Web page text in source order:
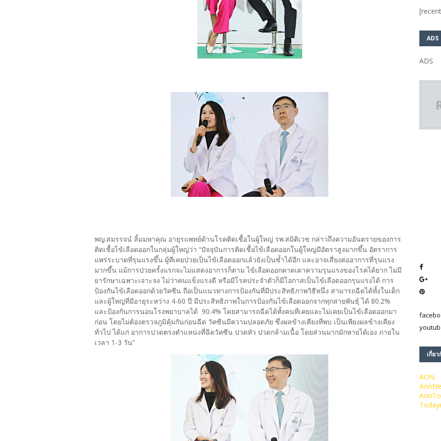
พญ.สมรรจน์ ลิ้มมหาคุณ อายุรแพทย์ด้านโรคติดเชื้อในผู้ใหญ่ รพ.สมิติเวช กล่าวถึงความอันตรายของการ
ติดเชื้อไข้เลือดออกในกลุ่มผู้ใหญ่ว่า “ปัจจุบันการติดเชื้อไข้เลือดออกในผู้ใหญ่มีอัตราสูงมากขึ้น อัตราการ
แพร่ระบาดที่รุนแรงขึ้น ผู้ที่เคยป่วยเป็นไข้เลือดออกแล้วยังเป็นซ้ำได้อีก และอาจเสี่ยงต่ออาการที่รุนแรง
มากขึ้น แม้การป่วยครั้งแรกจะไม่แสดงอาการก็ตาม ไข้เลือดออกคาดเดาความรุนแรงของโรคได้ยาก ไม่มี
ยารักษาเฉพาะเจาะจง ไม่ว่าคนแข็งแรงดี หรือมีโรคประจำตัวก็มีโอกาสเป็นไข้เลือดออกรุนแรงได้ การ
ป้องกันไข้เลือดออกด้วยวัคซีน ถือเป็นแนวทางการป้องกันที่มีประสิทธิภาพวิธีหนึ่ง สามารถฉีดได้ทั้งในเด็ก
และผู้ใหญ่ที่มีอายุระหว่าง 4-60 ปี มีประสิทธิภาพในการป้องกันไข้เลือดออกจากทุกสายพันธุ์ ได้ 80.2%
และป้องกันการนอนโรงพยาบาลได้ 90.4% โดยสามารถฉีดได้ทั้งคนที่เคยและไม่เคยเป็นไข้เลือดออกมา
ก่อน โดยไม่ต้องตรวจภูมิคุ้มกันก่อนฉีด วัคซีนมีความปลอดภัย ซึ่งผลข้างเคียงที่พบ เป็นเพียงผลข้างเคียง
ทั่วไป ได้แก่ อาการปวดตรงตำแหน่งที่ฉีดวัคซีน ปวดหัว ปวดกล้ามเนื้อ โดยส่วนมากมักหายได้เอง ภายใน
เวลา 1-3 วัน”
ADS
ADS
เกี่ย
AON